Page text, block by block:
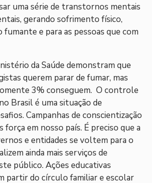
uma série de transtornos mentais
gerando sofrimento físico,
fumante e para as pessoas que com
da Saúde demonstram que
querem parar de fumar, mas
3% conseguem. O controle
Brasil é uma situação de
Campanhas de conscientização
força em nosso país. É preciso que a
e entidades se voltem para o
ainda mais serviços de
público. Ações educativas
partir do círculo familiar e escolar